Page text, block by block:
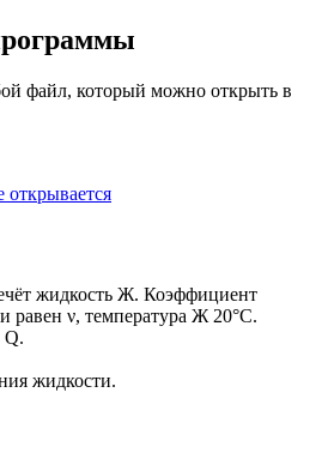
файл, который можно открыть в
открывается
жидкость Ж. Коэффициент
равен ν, температура Ж 20°С.
Q.
жидкости.